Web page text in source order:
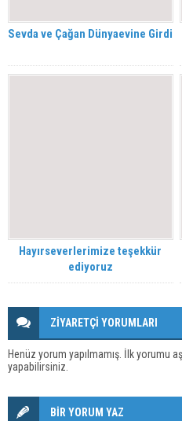
Sevda ve Çağan Dünyaevine Girdi
Hayırseverlerimize teşekkür
ediyoruz
ZİYARETÇİ YORUMLARI
Henüz yorum yapılmamış. İlk yorumu
yapabilirsiniz.
BİR YORUM YAZ